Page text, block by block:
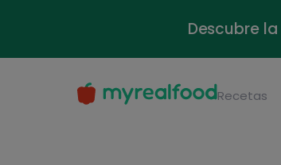
Descubre
Recetas